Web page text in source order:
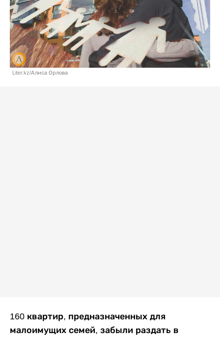
Liter.kz/Алиса Орлова
160 квартир, предназначенных для
малоимущих семей, забыли раздать в